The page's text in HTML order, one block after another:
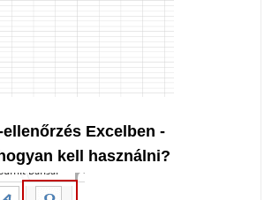
Excelben -
kell használni?